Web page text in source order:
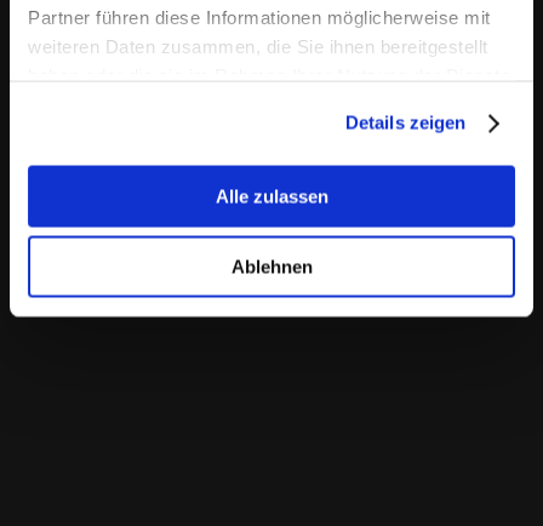
Partner führen diese Informationen möglicherweise mit
weiteren Daten zusammen, die Sie ihnen bereitgestellt
Details zeigen
Alle zulassen
Ablehnen